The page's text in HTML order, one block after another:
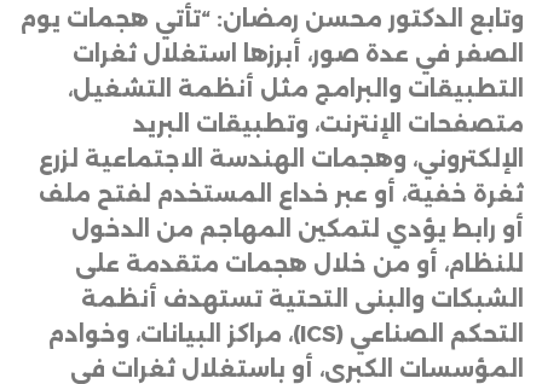
وتابع الدكتور محسن رمضان: “تأتي هجمات يوم
الصفر في عدة صور، أبرزها استغلال ثغرات
التطبيقات والبرامج مثل أنظمة التشغيل،
متصفحات الإنترنت، وتطبيقات البريد
الإلكتروني، وهجمات الهندسة الاجتماعية لزرع
ثغرة خفية، أو عبر خداع المستخدم لفتح ملف
أو رابط يؤدي لتمكين المهاجم من الدخول
للنظام، أو من خلال هجمات متقدمة على
الشبكات والبنى التحتية تستهدف أنظمة
التحكم الصناعي (ICS)
، مراكز البيانات، وخوادم
المؤسسات الكبرى، أو باستغلال ثغرات في